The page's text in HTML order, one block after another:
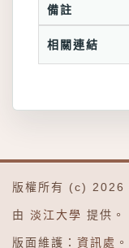
備註
相關連結
版權所有 (c) 2026
由 淡江大學 提供。
版面維護： 資訊處 。